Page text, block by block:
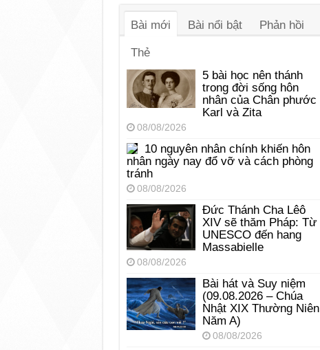
Bài mới Bài nổi bật Phản hồi
Thẻ
5 bài học nên thánh
trong đời sống hôn
nhân của Chân phước
Karl và Zita
08/08/2026
10 nguyên nhân chính khiến hôn
nhân ngày nay đổ vỡ và cách phòng
tránh
08/08/2026
Đức Thánh Cha Lêô
XIV sẽ thăm Pháp: Từ
UNESCO đến hang
Massabielle
08/08/2026
Bài hát và Suy niệm
(09.08.2026 – Chúa
Nhật XIX Thường Niên
Năm A)
08/08/2026